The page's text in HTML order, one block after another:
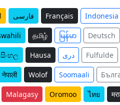
فارسی Français Indonesia
தமிழ் မြန်မာ Deutsch
සිංහල Hausa دری Fulfulde
नेपाली Wolof Soomaali
Malagasy Oromoo ไทย